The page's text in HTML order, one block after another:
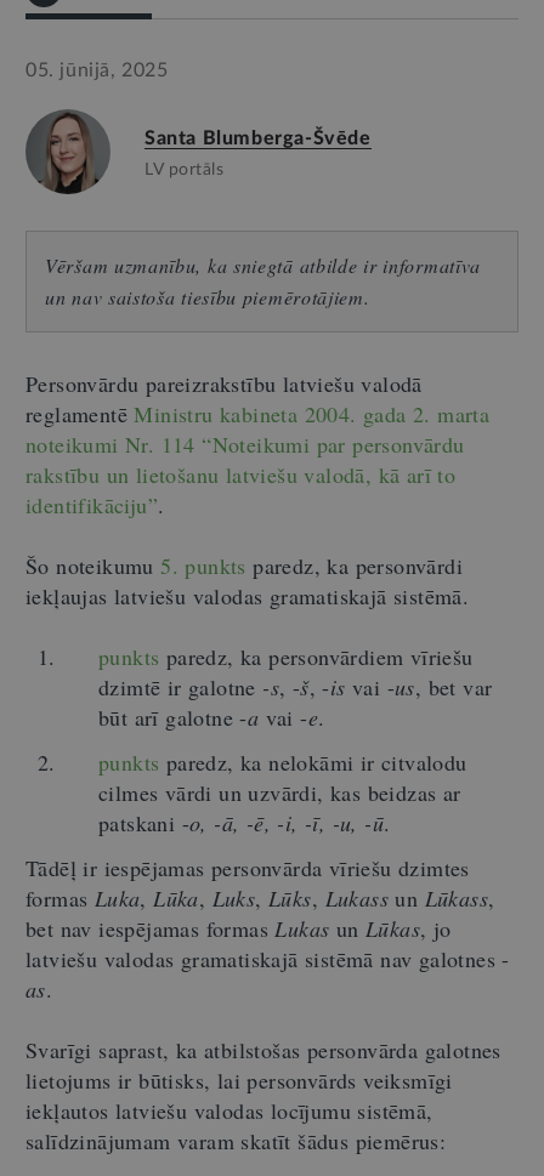
05. jūnijā, 2025
Santa Blumberga-Švēde
LV portāls
Vēršam uzmanību, ka sniegtā atbilde ir informatīva
un nav saistoša tiesību piemērotājiem.
Personvārdu pareizrakstību latviešu valodā
reglamentēMinistru kabineta 2004. gada 2. marta
noteikumi Nr. 114 “Noteikumi par personvārdu
rakstību un lietošanu latviešu valodā, kā arī to
identifikāciju”.
Šo noteikumu 5. punkts paredz, ka personvārdi
iekļaujas latviešu valodas gramatiskajā sistēmā.
punkts paredz, ka personvārdiem vīriešu
dzimtē ir galotne -s, -š, -isvai -us, bet var
būt arī galotne -a vai -e.
punkts paredz, ka nelokāmi ir citvalodu
cilmes vārdi un uzvārdi, kas beidzas ar
patskani -o, -ā, -ē, -i, -ī, -u, -ū.
Tādēļ ir iespējamas personvārda vīriešu dzimtes
formas Luka,Lūka, Luks,Lūks, Lukassun Lūkass,
bet nav iespējamas formasLukas unLūkas, jo
latviešu valodas gramatiskajā sistēmā nav galotnes -
as.
Svarīgi saprast, ka atbilstošas personvārda galotnes
lietojums ir būtisks, lai personvārds veiksmīgi
iekļautos latviešu valodas locījumu sistēmā,
salīdzinājumam varam skatīt šādus piemērus: